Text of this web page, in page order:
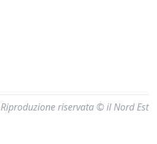
Riproduzione riservata © il Nord Est